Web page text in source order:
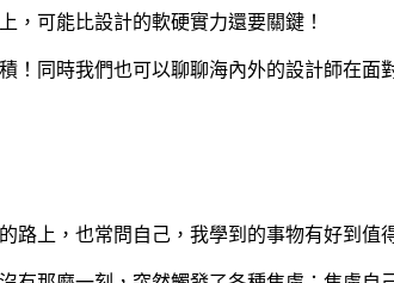
，可能比設計的軟硬實力還要關鍵！
同時我們也可以聊聊海內外的設計師在面
路上，也常問自己，我學到的事物有好到值